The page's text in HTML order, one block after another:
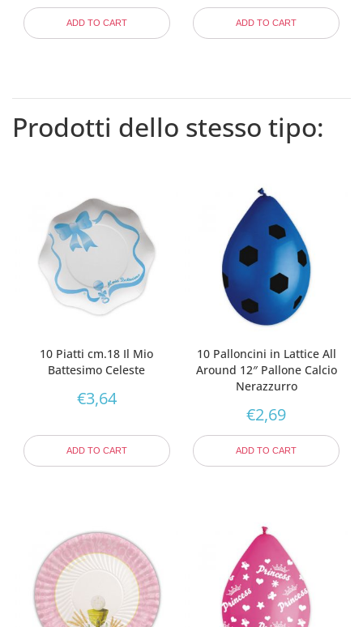
ADD TO CART ADD TO CART
Prodotti dello stesso tipo:
10 Piatti cm.18 Il Mio
Battesimo Celeste
€3,64
ADD TO CART
10 Palloncini in Lattice All
Around 12″ Pallone Calcio
Nerazzurro
€2,69
ADD TO CART